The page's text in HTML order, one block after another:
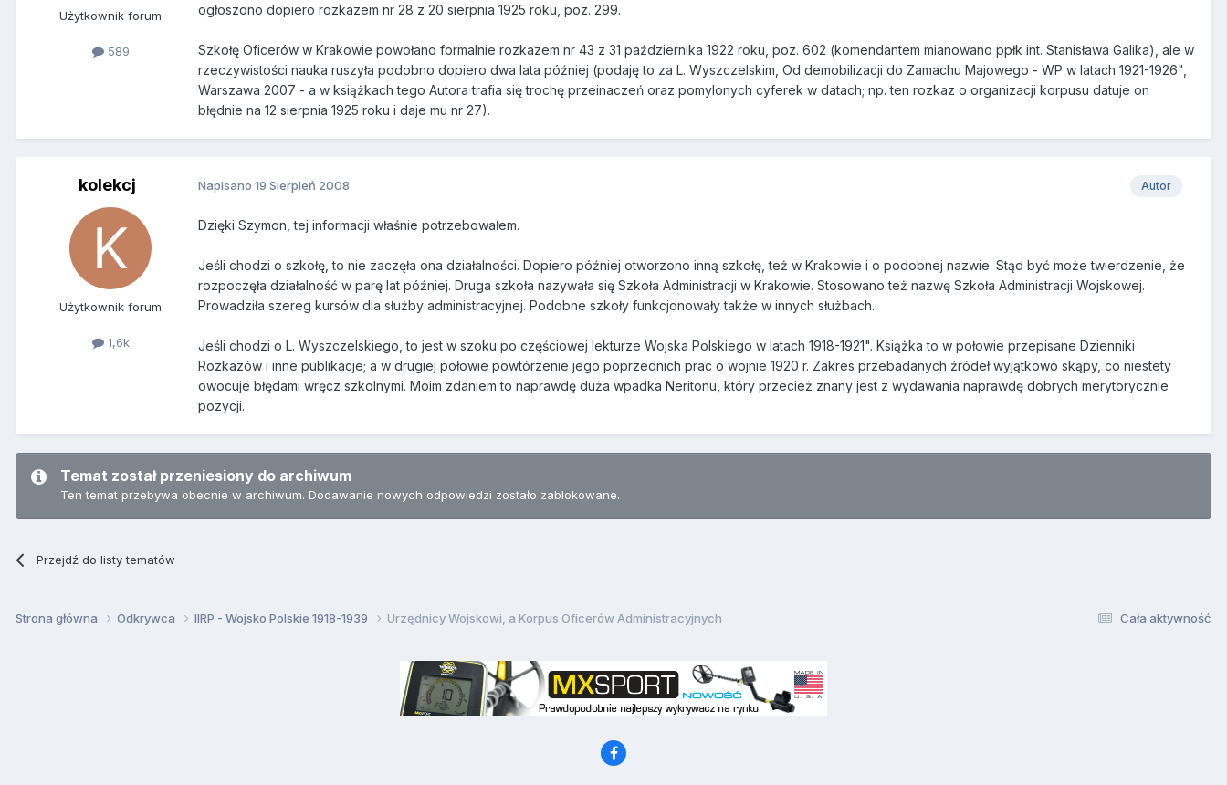
Użytkownik forum
589
ogłoszono dopiero rozkazem nr 28 z 20 sierpnia 1925 roku, poz. 299.
Szkołę Oficerów w Krakowie powołano formalnie rozkazem nr 43 z 31 października 1922 roku, poz. 602 (komendantem mianowano ppłk int. Stanisława Galika), ale w
rzeczywistości nauka ruszyła podobno dopiero dwa lata później (podaję to za L. Wyszczelskim, Od demobilizacji do Zamachu Majowego - WP w latach 1921-1926",
Warszawa 2007 - a w książkach tego Autora trafia się trochę przeinaczeń oraz pomylonych cyferek w datach; np. ten rozkaz o organizacji korpusu datuje on
błędnie na 12 sierpnia 1925 roku i daje mu nr 27).
kolekcj
Użytkownik forum
1,6k
Autor
Napisano 19 Sierpień 2008
Dzięki Szymon, tej informacji właśnie potrzebowałem.
Jeśli chodzi o szkołę, to nie zaczęła ona działalności. Dopiero później otworzono inną szkołę, też w Krakowie i o podobnej nazwie. Stąd być może twierdzenie, że
rozpoczęła działalność w parę lat później. Druga szkoła nazywała się Szkoła Administracji w Krakowie. Stosowano też nazwę Szkoła Administracji Wojskowej.
Prowadziła szereg kursów dla służby administracyjnej. Podobne szkoły funkcjonowały także w innych służbach.
Jeśli chodzi o L. Wyszczelskiego, to jest w szoku po częściowej lekturze Wojska Polskiego w latach 1918-1921". Książka to w połowie przepisane Dzienniki
Rozkazów i inne publikacje; a w drugiej połowie powtórzenie jego poprzednich prac o wojnie 1920 r. Zakres przebadanych źródeł wyjątkowo skąpy, co niestety
owocuje błędami wręcz szkolnymi. Moim zdaniem to naprawdę duża wpadka Neritonu, który przecież znany jest z wydawania naprawdę dobrych merytorycznie
pozycji.
Temat został przeniesiony do archiwum
Ten temat przebywa obecnie w archiwum. Dodawanie nowych odpowiedzi zostało zablokowane.
Przejdź do listy tematów
Cała aktywność
Strona główna Odkrywca IIRP - Wojsko Polskie 1918-1939 Urzędnicy Wojskowi, a Korpus Oficerów Administracyjnych